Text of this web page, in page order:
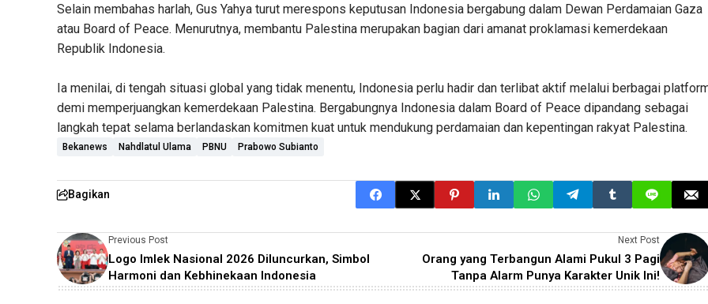
Selain membahas harlah, Gus Yahya turut merespons keputusan Indonesia bergabung dalam Dewan Perdamaian Gaza
atau Board of Peace. Menurutnya, membantu Palestina merupakan bagian dari amanat proklamasi kemerdekaan
Republik Indonesia.
Ia menilai, di tengah situasi global yang tidak menentu, Indonesia perlu hadir dan terlibat aktif melalui berbagai
demi memperjuangkan kemerdekaan Palestina. Bergabungnya Indonesia dalam Board of Peace dipandang sebagai
langkah tepat selama berlandaskan komitmen kuat untuk mendukung perdamaian dan kepentingan rakyat Palestina.
Bekanews Nahdlatul Ulama PBNU Prabowo Subianto
Bagikan
Previous Post
Logo Imlek Nasional 2026 Diluncurkan, Simbol
Harmoni dan Kebhinekaan Indonesia
Next Post
Orang yang Terbangun Alami Pukul 3 Pagi
Tanpa Alarm Punya Karakter Unik Ini!